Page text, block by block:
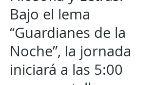
Bajo el lema
“Guardianes de la
Noche”, la jornada
iniciará a las 5:00